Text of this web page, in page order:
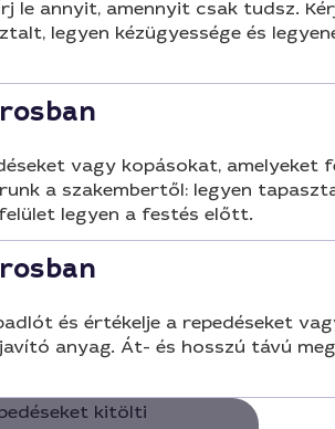
le annyit, amennyit csak tudsz.
legyen kézügyessége és
vagy kopásokat,
a szakembertől: legyen
legyen a festés előtt.
és értékelje a repedéseket
anyag. Át- és hosszú távú